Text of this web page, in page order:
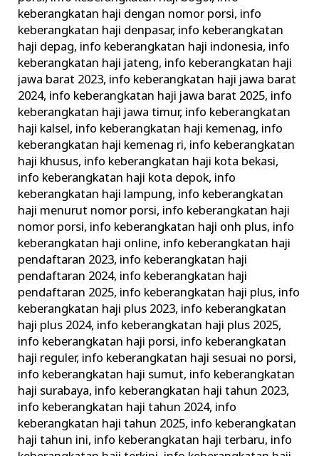
keberangkatan haji dengan nomor porsi, info
keberangkatan haji denpasar, info keberangkatan
haji depag, info keberangkatan haji indonesia, info
keberangkatan haji jateng, info keberangkatan haji
jawa barat 2023, info keberangkatan haji jawa barat
2024, info keberangkatan haji jawa barat 2025, info
keberangkatan haji jawa timur, info keberangkatan
haji kalsel, info keberangkatan haji kemenag, info
keberangkatan haji kemenag ri, info keberangkatan
haji khusus, info keberangkatan haji kota bekasi,
info keberangkatan haji kota depok, info
keberangkatan haji lampung, info keberangkatan
haji menurut nomor porsi, info keberangkatan haji
nomor porsi, info keberangkatan haji onh plus, info
keberangkatan haji online, info keberangkatan haji
pendaftaran 2023, info keberangkatan haji
pendaftaran 2024, info keberangkatan haji
pendaftaran 2025, info keberangkatan haji plus, info
keberangkatan haji plus 2023, info keberangkatan
haji plus 2024, info keberangkatan haji plus 2025,
info keberangkatan haji porsi, info keberangkatan
haji reguler, info keberangkatan haji sesuai no porsi,
info keberangkatan haji sumut, info keberangkatan
haji surabaya, info keberangkatan haji tahun 2023,
info keberangkatan haji tahun 2024, info
keberangkatan haji tahun 2025, info keberangkatan
haji tahun ini, info keberangkatan haji terbaru, info